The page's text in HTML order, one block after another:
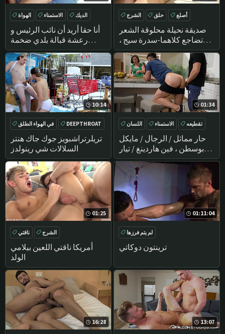
أنا حقا أريد أن نائب الرئيس و
رعشة قبالة بلدي ضخمة
الخشب و عرض لك جسدي
المثالي ، كنت الخيال من لي و
تريد أن تمتص بلدي المني-
بندقية أنت170
الهواة الاستمناء
الديك
الروسية
صديقة نحيلة محلوقة الشعر
تضاجع كلاهما-سدرة سيج ،
درافين نافارو ، ديلون دياز
الشرج حلق
أصلع
الطبيعية
10:14
تريلرتراشبويز جوك جاك هنتر
السلالات شي رينولدز
في الهواء الطلق
DEEPTHROAT
أمريكا
حواف
01:34
حار مماثل / الرجال / مايكل
بوسطن ، فين هاردينغ / تيار
ينطق في كوم / إيك
اللسان الاستمناء
تقطيعه
أمريكا
01:25
أمريكا ناقتي اللعين بيلامي
الولد
ناقتي
الشرج
في سن المراهقة
أمريكا
01:11:04
ترينتون دوكاتي
لم يتم فرزها
16:28 13:07